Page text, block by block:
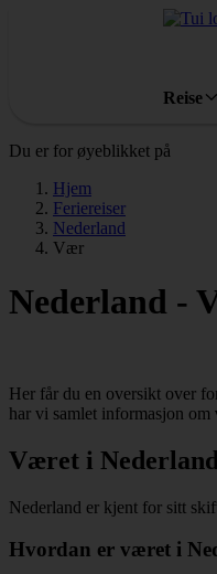
Reise
Du er for øyeblikket på
Hjem
Feriereiser
Nederland
Vær
Nederland -
Her får du en oversikt over
har vi samlet informasjon om
Været i Nederland
Nederland er kjent for sitt
Hvordan er været i